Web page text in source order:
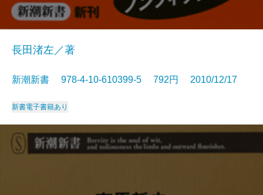
長田渚左／著
新潮新書 978-4-10-610399-5 792円 2010/12/17
新書電子書籍あり